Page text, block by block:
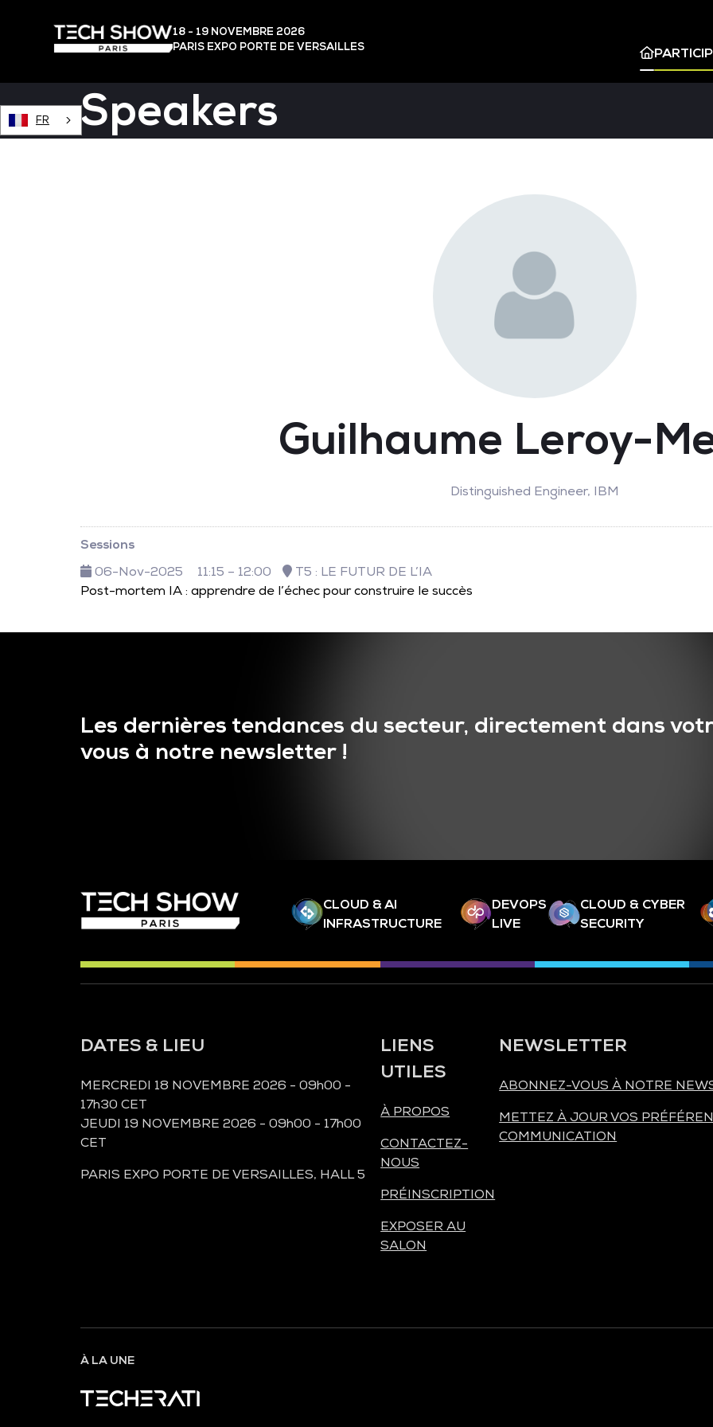
18 - 19 NOVEMBRE 2026
PARIS EXPO PORTE DE VERSAILLES
FR Speakers
Guilhaume Leroy-
Distinguished Engineer, IBM
Sessions
06-Nov-2025
11:15 – 12:00
T5 : LE FUTUR DE L’IA
Post-mortem IA : apprendre de l’échec pour construire le succès
Les dernières tendances du secteur, directement dans
vous à notre newsletter !
CLOUD & AI
INFRASTRUCTURE
DEVOPS
LIVE
CLOUD & CYBER
SECURITY
DATES & LIEU
MERCREDI 18 NOVEMBRE 2026 - 09h00 -
17h30 CET
JEUDI 19 NOVEMBRE 2026 - 09h00 - 17h00
CET
PARIS EXPO PORTE DE VERSAILLES, HALL 5
LIENS
UTILES
À PROPOS
CONTACTEZ-
NOUS
PRÉINSCRIPTION
EXPOSER AU
SALON
NEWSLETTER
ABONNEZ-VOUS À NOTRE
METTEZ À JOUR VOS
COMMUNICATION
À LA UNE